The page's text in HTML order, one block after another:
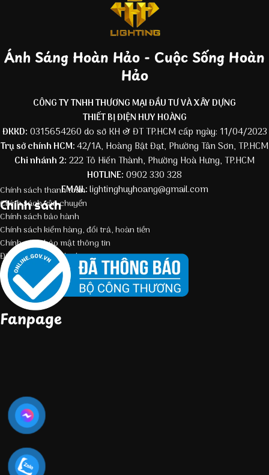
Ánh Sáng Hoàn Hảo - Cuộc Sống Hoàn
Hảo
CÔNG TY TNHH THƯƠNG MẠI ĐẦU TƯ VÀ XÂY DỰNG
THIẾT BỊ ĐIỆN HUY HOÀNG
ĐKKD: 0315654260 do sở KH & ĐT TP.HCM cấp ngày: 11/04/2023
Trụ sở chính HCM:42/1A, Hoàng Bật Đạt, Phường Tân Sơn, TP.HCM
Chi nhánh 2: 222 Tô Hiến Thành, Phường Hoà Hưng, TP.HCM
HOTLINE: 0902 330 328
EMAIL:lightinghuyhoang@gmail.com
Chính sách
Chính sách thanh toán
Chính sách vận chuyển
Chính sách bảo hành
Chính sách kiểm hàng, đổi trả, hoàn tiền
Chính sách bảo mật thông tin
Điều kiện giao dịch chung
Fanpage